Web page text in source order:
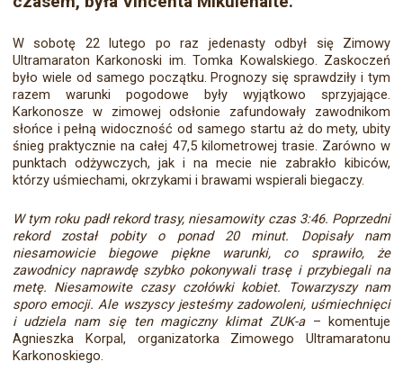
W sobotę 22 lutego po raz jedenasty odbył się Zimowy
Ultramaraton Karkonoski im. Tomka Kowalskiego. Zaskoczeń
było wiele od samego początku. Prognozy się sprawdziły i tym
razem warunki pogodowe były wyjątkowo sprzyjające.
Karkonosze w zimowej odsłonie zafundowały zawodnikom
słońce i pełną widoczność od samego startu aż do mety, ubity
śnieg praktycznie na całej 47,5 kilometrowej trasie. Zarówno w
punktach odżywczych, jak i na mecie nie zabrakło kibiców,
którzy uśmiechami, okrzykami i brawami wspierali biegaczy.
W tym roku padł rekord trasy, niesamowity czas 3:46. Poprzedni
rekord został pobity o ponad 20 minut. Dopisały nam
niesamowicie biegowe piękne warunki, co sprawiło, że
zawodnicy naprawdę szybko pokonywali trasę i przybiegali na
metę. Niesamowite czasy czołówki kobiet. Towarzyszy nam
sporo emocji. Ale wszyscy jesteśmy zadowoleni, uśmiechnięci
i udziela nam się ten magiczny klimat ZUK-a– komentuje
Agnieszka Korpal, organizatorka Zimowego Ultramaratonu
Karkonoskiego.